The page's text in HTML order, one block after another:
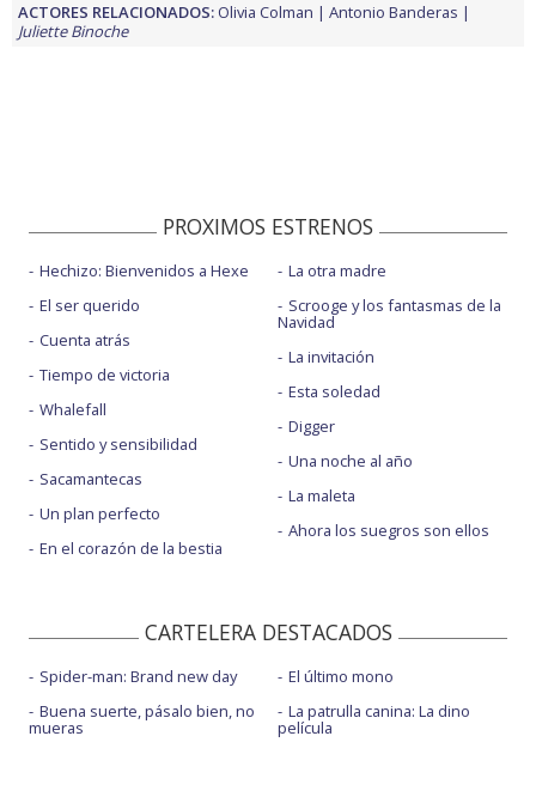
ACTORES RELACIONADOS: Olivia Colman
Antonio Banderas
Juliette Binoche
PROXIMOS ESTRENOS
Hechizo: Bienvenidos a Hexe
El ser querido
Cuenta atrás
Tiempo de victoria
Whalefall
Sentido y sensibilidad
Sacamantecas
Un plan perfecto
En el corazón de la bestia
La otra madre
Scrooge y los fantasmas de la
Navidad
La invitación
Esta soledad
Digger
Una noche al año
La maleta
Ahora los suegros son ellos
CARTELERA DESTACADOS
Spider-man: Brand new day
Buena suerte, pásalo bien, no
mueras
El último mono
La patrulla canina: La dino
película